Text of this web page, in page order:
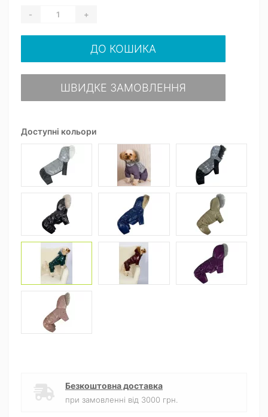
Доступні кольори
- +
ДО КОШИКА
ШВИДКЕ ЗАМОВЛЕННЯ
Безкоштовна доставка
при замовленні від 3000 грн.